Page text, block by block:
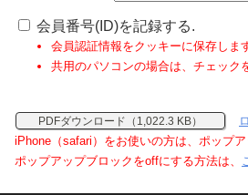
会員番号(ID)を記録する.
会員認証情報をクッキーに保存しま
共用のパソコンの場合は、チェック
PDFダウンロード（1,022.3 KB）
iPhone（safari）をお使いの方は、ポップ
ポップアップブロックをoffにする方法は、